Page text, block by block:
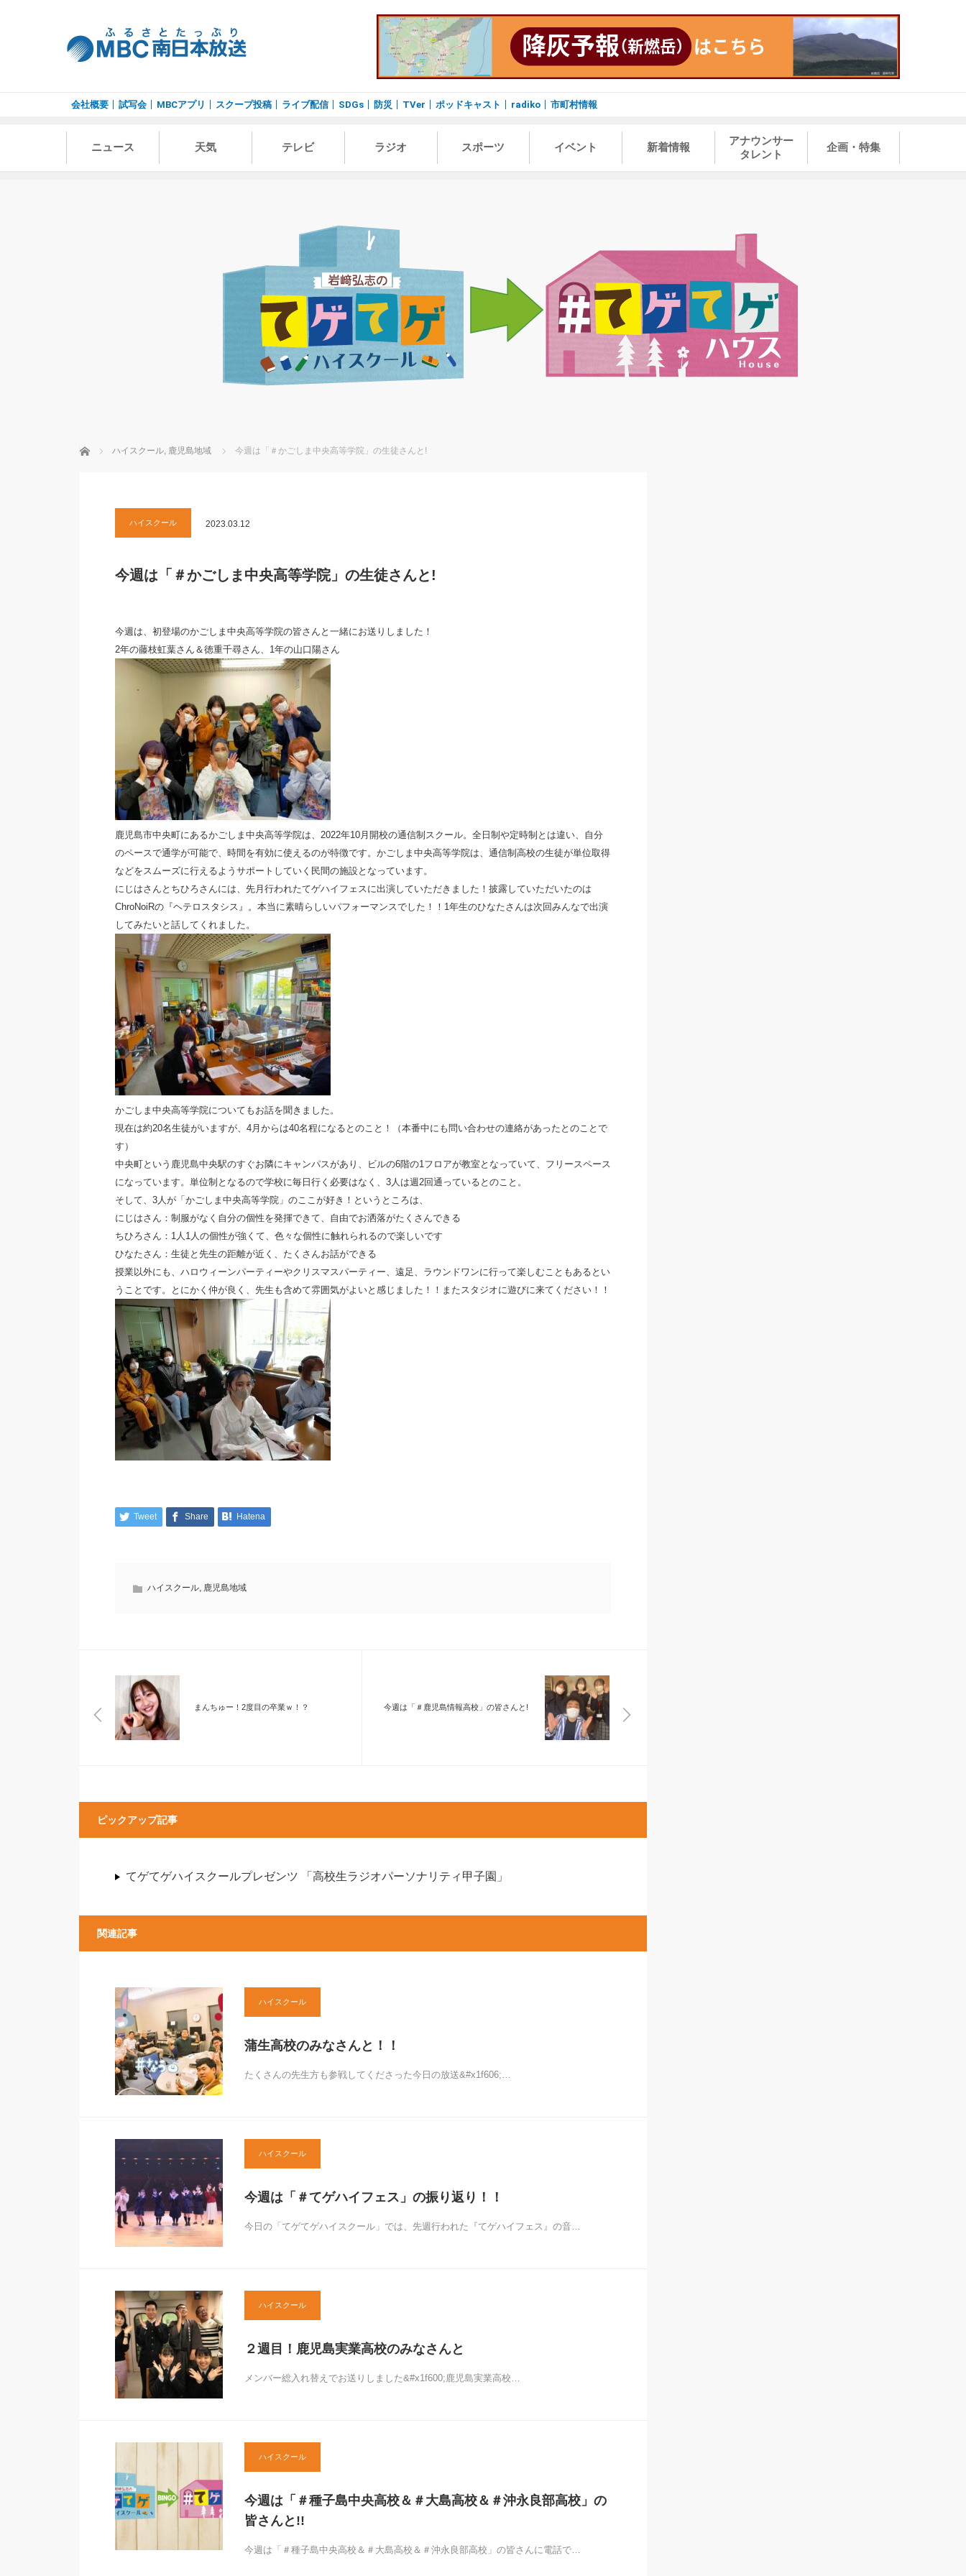
会社概要 試写会 MBCアプリ スクープ投稿 ライブ配信 SDGs 防災 TVer ポッドキャスト radiko 市町村情報
ニュース 天気 テレビ ラジオ スポーツ イベント 新着情報
アナウンサー
タレント
企画・特集
ホーム ハイスクール, 鹿児島地域 今週は「＃かごしま中央高等学院」の生徒さんと!
ハイスクール 2023.03.12
今週は「＃かごしま中央高等学院」の生徒さんと!
今週は、初登場のかごしま中央高等学院の皆さんと一緒にお送りしました！
2年の藤枝虹葉さん＆徳重千尋さん、1年の山口陽さん
鹿児島市中央町にあるかごしま中央高等学院は、2022年10月開校の通信制スクール。全日制や定時制とは違い、自分
のペースで通学が可能で、時間を有効に使えるのが特徴です。かごしま中央高等学院は、通信制高校の生徒が単位取得
などをスムーズに行えるようサポートしていく民間の施設となっています。
にじはさんとちひろさんには、先月行われたてゲハイフェスに出演していただきました！披露していただいたのは
ChroNoiRの『ヘテロスタシス』。本当に素晴らしいパフォーマンスでした！！1年生のひなたさんは次回みんなで出演
してみたいと話してくれました。
かごしま中央高等学院についてもお話を聞きました。
現在は約20名生徒がいますが、4月からは40名程になるとのこと！（本番中にも問い合わせの連絡があったとのことで
す）
中央町という鹿児島中央駅のすぐお隣にキャンパスがあり、ビルの6階の1フロアが教室となっていて、フリースペース
になっています。単位制となるので学校に毎日行く必要はなく、3人は週2回通っているとのこと。
そして、3人が「かごしま中央高等学院」のここが好き！というところは、
にじはさん：制服がなく自分の個性を発揮できて、自由でお洒落がたくさんできる
ちひろさん：1人1人の個性が強くて、色々な個性に触れられるので楽しいです
ひなたさん：生徒と先生の距離が近く、たくさんお話ができる
授業以外にも、ハロウィーンパーティーやクリスマスパーティー、遠足、ラウンドワンに行って楽しむこともあるとい
うことです。とにかく仲が良く、先生も含めて雰囲気がよいと感じました！！またスタジオに遊びに来てください！！
Tweet Share Hatena
ハイスクール, 鹿児島地域
まんちゅー！2度目の卒業ｗ！？ 今週は「＃鹿児島情報高校」の皆さんと!
ピックアップ記事
てゲてゲハイスクールプレゼンツ 「高校生ラジオパーソナリティ甲子園」
関連記事
ハイスクール
蒲生高校のみなさんと！！
たくさんの先生方も参戦してくださった今日の放送&#x1f606;…
ハイスクール
今週は「＃てゲハイフェス」の振り返り！！
今日の「てゲてゲハイスクール」では、先週行われた『てゲハイフェス』の音…
ハイスクール
２週目！鹿児島実業高校のみなさんと
メンバー総入れ替えでお送りしました&#x1f600;鹿児島実業高校…
ハイスクール
今週は「＃種子島中央高校＆＃大島高校＆＃沖永良部高校」の
皆さんと!!
今週は「＃種子島中央高校＆＃大島高校＆＃沖永良部高校」の皆さんに電話で…